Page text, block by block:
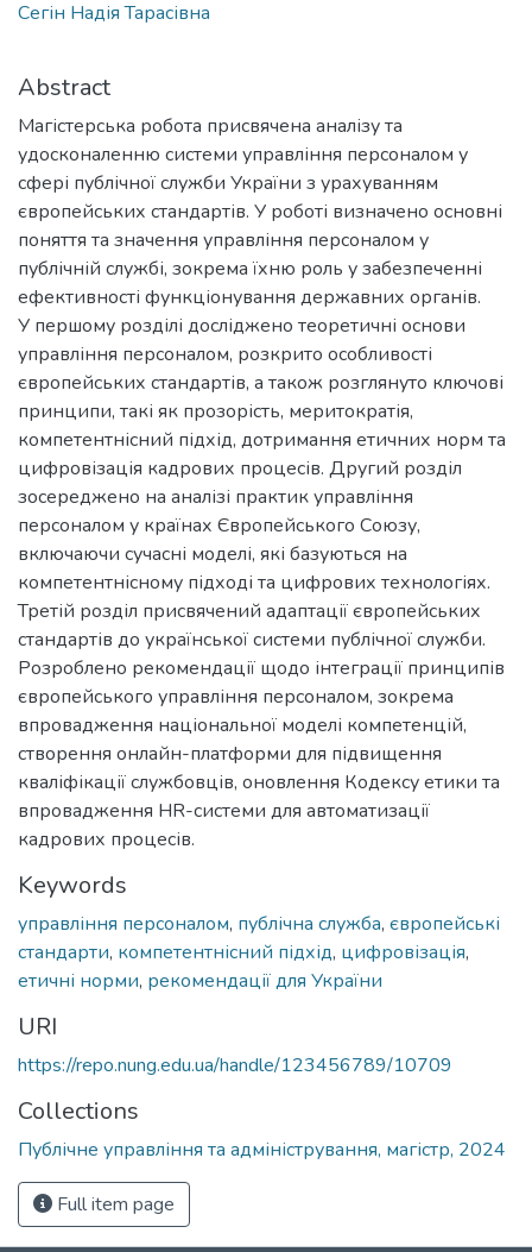
Сегін Надія Тарасівна
Abstract
Магістерська робота присвячена аналізу та
удосконаленню системи управління персоналом у
сфері публічної служби України з урахуванням
європейських стандартів. У роботі визначено основні
поняття та значення управління персоналом у
публічній службі, зокрема їхню роль у забезпеченні
ефективності функціонування державних органів.
У першому розділі досліджено теоретичні основи
управління персоналом, розкрито особливості
європейських стандартів, а також розглянуто ключові
принципи, такі як прозорість, меритократія,
компетентнісний підхід, дотримання етичних норм та
цифровізація кадрових процесів. Другий розділ
зосереджено на аналізі практик управління
персоналом у країнах Європейського Союзу,
включаючи сучасні моделі, які базуються на
компетентнісному підході та цифрових технологіях.
Третій розділ присвячений адаптації європейських
стандартів до української системи публічної служби.
Розроблено рекомендації щодо інтеграції принципів
європейського управління персоналом, зокрема
впровадження національної моделі компетенцій,
створення онлайн-платформи для підвищення
кваліфікації службовців, оновлення Кодексу етики та
впровадження HR-системи для автоматизації
кадрових процесів.
Keywords
управління персоналом, публічна служба, європейські
стандарти, компетентнісний підхід, цифровізація,
етичні норми, рекомендації для України
URI
https://repo.nung.edu.ua/handle/123456789/10709
Collections
Публічне управління та адміністрування, магістр, 2024
Full item page